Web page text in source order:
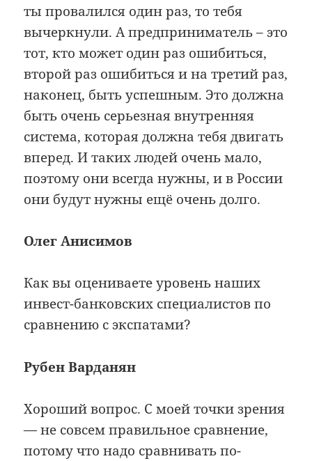
ты провалился один раз, то тебя
вычеркнули. А предприниматель – это
тот, кто может один раз ошибиться,
второй раз ошибиться и на третий раз,
наконец, быть успешным. Это должна
быть очень серьезная внутренняя
система, которая должна тебя двигать
вперед. И таких людей очень мало,
поэтому они всегда нужны, и в России
они будут нужны ещё очень долго.
Олег Анисимов
Как вы оцениваете уровень наших
инвест-банковских специалистов по
сравнению с экспатами?
Рубен Варданян
Хороший вопрос. С моей точки зрения
— не совсем правильное сравнение,
потому что надо сравнивать по-